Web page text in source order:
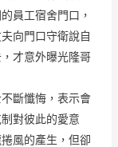
員工宿舍門口，
向門口守衛說自
才意外曝光隆哥
斷懺悔，表示會
對彼此的愛意
風的產生，但卻